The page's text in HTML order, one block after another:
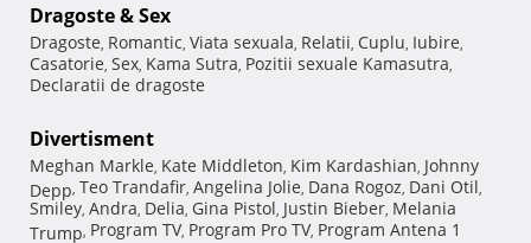
Dragoste & Sex
Dragoste, Romantic, Viata sexuala, Relatii, Cuplu, Iubire,
Casatorie, Sex, Kama Sutra, Pozitii sexuale Kamasutra,
Declaratii de dragoste
Divertisment
Meghan Markle, Kate Middleton, Kim Kardashian, Johnny
Depp, Teo Trandafir, Angelina Jolie, Dana Rogoz, Dani Otil,
Smiley, Andra, Delia, Gina Pistol, Justin Bieber, Melania
Trump, Program TV, Program Pro TV, Program Antena 1